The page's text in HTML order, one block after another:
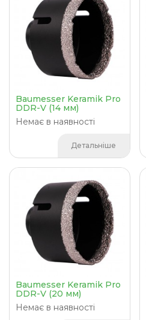
Baumesser Keramik Pro
DDR-V (14 мм)
Немає в наявності
Детальніше
Baumesser Keramik Pro
DDR-V (20 мм)
Немає в наявності